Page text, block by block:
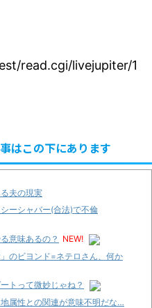
read.cgi/livejupiter/1
はこの下にあります
夫の現実
ーシャバー(合法)で不倫
意味あるの？ NEW!
のビヨンド=ネテロさん、何か
トって微妙じゃね？
属性との関連が意味不明だな…